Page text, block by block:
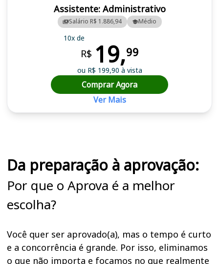
Assistente: Administrativo
Salário R$ 1.886,94 Médio
10x de
R$ 19,99
ou R$ 199,90 à vista
Comprar Agora
Ver Mais
Da preparação à aprovação:
Por que o Aprova é a melhor
escolha?
Você quer ser aprovado(a), mas o tempo é curto
e a concorrência é grande. Por isso, eliminamos
o que não importa e focamos no que realmente